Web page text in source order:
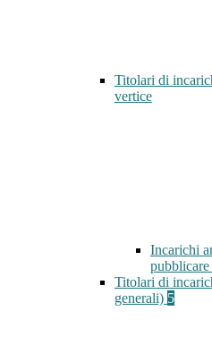
Titolari di
vertice
Incarichi
Titolari di
generali) 5